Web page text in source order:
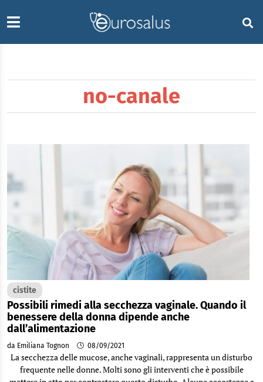
no-canale
cistite
Possibili rimedi alla secchezza vaginale. Quando il
benessere della donna dipende anche
dall’alimentazione
da Emiliana Tognon 08/09/2021
La secchezza delle mucose, anche vaginali, rappresenta un disturbo
frequente nelle donne. Molti sono gli interventi che è possibile